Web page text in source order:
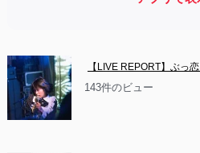
【LIVE REPORT】ぶっ
143件のビュー